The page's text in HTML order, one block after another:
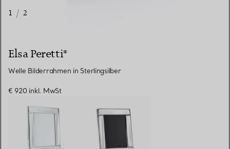
1 / 2
Elsa Peretti®
Welle Bilderrahmen in Sterlingsilber
€ 920 inkl. MwSt